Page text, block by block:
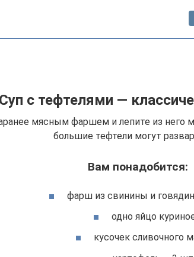
Суп с тефтелями —
мясным фаршем и лепите из него
большие тефтели могут
Вам понадобится:
фарш из свинины и
одно яйцо
кусочек сливочного